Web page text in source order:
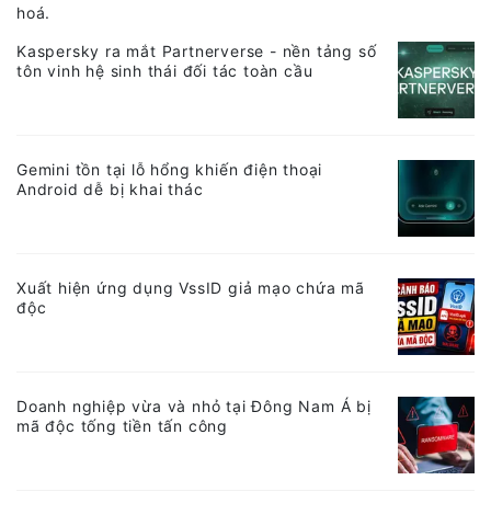
hoá.
Kaspersky ra mắt Partnerverse - nền tảng số
tôn vinh hệ sinh thái đối tác toàn cầu
Gemini tồn tại lỗ hổng khiến điện thoại
Android dễ bị khai thác
Xuất hiện ứng dụng VssID giả mạo chứa mã
độc
Doanh nghiệp vừa và nhỏ tại Đông Nam Á bị
mã độc tống tiền tấn công